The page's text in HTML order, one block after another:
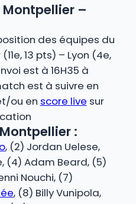
–
des équipes du
13 pts) – Lyon (4e,
est à 16H35 à
est à suivre en
ou en score live sur
:
, (2) Jordan Uelese,
(4) Adam Beard, (5)
Nouchi, (7)
, (8) Billy Vunipola,